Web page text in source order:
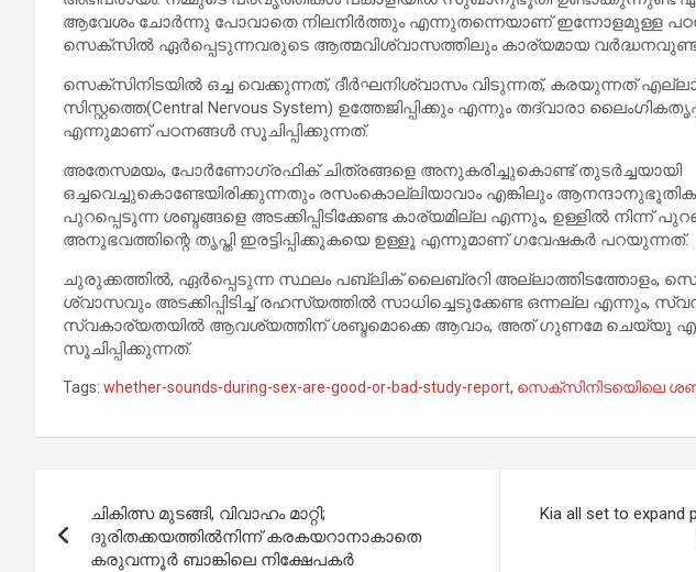
ആവേശം ചോര്‍ന്നു പോവാതെ നിലനിര്‍ത്തും എന്നുതന്നെയാണ് ഇന്നോളമുള്ള
സെക്സില്‍ ഏര്‍പ്പെടുന്നവരുടെ ആത്മവിശ്വാസത്തിലും കാര്യമായ
സെക്സിനിടയില്‍ ഒച്ച വെക്കുന്നത്, ദീര്‍ഘനിശ്വാസം വിടുന്നത്, കരയുന്നത്
സിസ്റ്റത്തെ(Central Nervous System) ഉത്തേജിപ്പിക്കും എന്നും തദ്വാരാ
എന്നുമാണ് പഠനങ്ങള്‍ സൂചിപ്പിക്കുന്നത്.
അതേസമയം, പോര്‍ണോഗ്രഫിക് ചിത്രങ്ങളെ അനുകരിച്ചുകൊണ്ട് തുടര്‍ച്ചയായി
ഒച്ചവെച്ചുകൊണ്ടേയിരിക്കുന്നതും രസംകൊല്ലിയാവാം എങ്കിലും
പുറപ്പെടുന്ന ശബ്ദങ്ങളെ അടക്കിപ്പിടിക്കേണ്ട കാര്യമില്ല എന്നും, ഉള്ളില്‍ നിന്ന്
അനുഭവത്തിന്റെ തൃപ്തി ഇരട്ടിപ്പിക്കുകയെ ഉള്ളൂ എന്നുമാണ് ഗവേഷകര്‍ പറയുന്നത്.
ചുരുക്കത്തില്‍, ഏര്‍പ്പെടുന്ന സ്ഥലം പബ്ലിക് ലൈബ്രറി അല്ലാത്തിടത്തോളം,
ശ്വാസവും അടക്കിപ്പിടിച്ച്‌ രഹസ്യത്തില്‍ സാധിച്ചെടുക്കേണ്ട ഒന്നല്ല എന്നും,
സ്വകാര്യതയില്‍ ആവശ്യത്തിന് ശബ്ദമൊക്കെ ആവാം, അത് ഗുണമേ ചെയ്യൂ
സൂചിപ്പിക്കുന്നത്.
Tags: whether-sounds-during-sex-are-good-or-bad-study-report, സെക്സിനിടയിെലെ
navigation
ചികിത്സ മുടങ്ങി, വിവാഹം മാറ്റി;
ദുരിതക്കയത്തില്‍നിന്ന് കരകയറാനാകാതെ
കരുവന്നൂർ ബാങ്കിലെ നിക്ഷേപകർ
Kia all set to expand